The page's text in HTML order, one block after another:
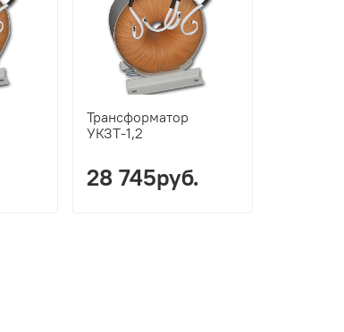
Трансформатор
УКЗТ-1,2
28 745руб.